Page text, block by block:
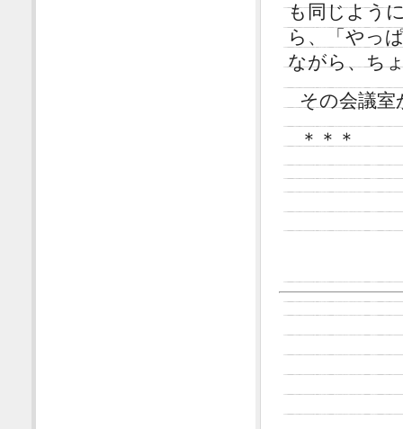
も同じよう
ら、「やっ
ながら、ち
その会議室
＊＊＊